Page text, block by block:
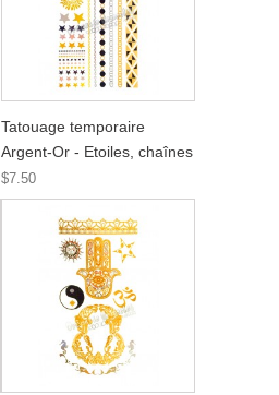
Tatouage temporaire
Argent-Or - Etoiles, chaînes
$7.50